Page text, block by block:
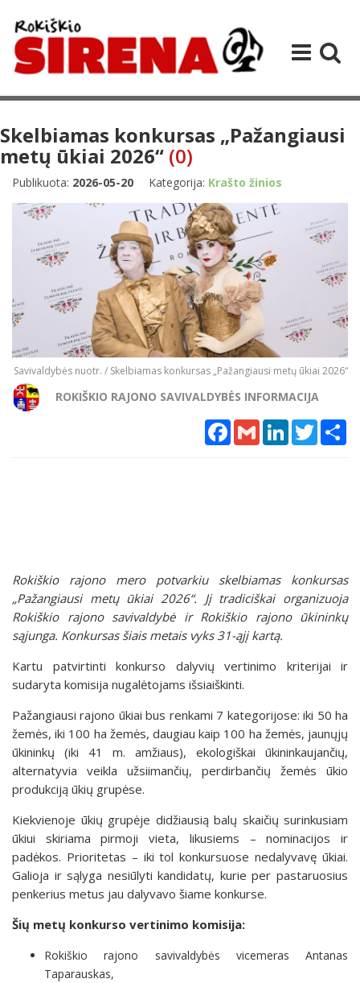
Skelbiamas konkursas „Pažangiausi
metų ūkiai 2026“ (0)
Publikuota: 2026-05-20 Kategorija: Krašto žinios
Savivaldybės nuotr. / Skelbiamas konkursas „Pažangiausi metų ūkiai 2026“
ROKIŠKIO RAJONO SAVIVALDYBĖS INFORMACIJA
Facebook
Gmail LinkedInTwitter
Rokiškio rajono mero potvarkiu skelbiamas konkursas
„Pažangiausi metų ūkiai 2026“. Jį tradiciškai organizuoja
Rokiškio rajono savivaldybė ir Rokiškio rajono ūkininkų
sąjunga. Konkursas šiais metais vyks 31-ąjį kartą.
Kartu patvirtinti konkurso dalyvių vertinimo kriterijai ir
sudaryta komisija nugalėtojams išsiaiškinti.
Pažangiausi rajono ūkiai bus renkami 7 kategorijose: iki 50 ha
žemės, iki 100 ha žemės, daugiau kaip 100 ha žemės, jaunųjų
ūkininkų (iki 41 m. amžiaus), ekologiškai ūkininkaujančių,
alternatyvia veikla užsiimančių, perdirbančių žemės ūkio
produkciją ūkių grupėse.
Kiekvienoje ūkių grupėje didžiausią balų skaičių surinkusiam
ūkiui skiriama pirmoji vieta, likusiems – nominacijos ir
padėkos. Prioritetas – iki tol konkursuose nedalyvavę ūkiai.
Galioja ir sąlyga nesiūlyti kandidatų, kurie per pastaruosius
penkerius metus jau dalyvavo šiame konkurse.
Šių metų konkurso vertinimo komisija:
Rokiškio rajono savivaldybės vicemeras Antanas
Taparauskas,